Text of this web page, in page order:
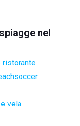
nel
ristorante
vela